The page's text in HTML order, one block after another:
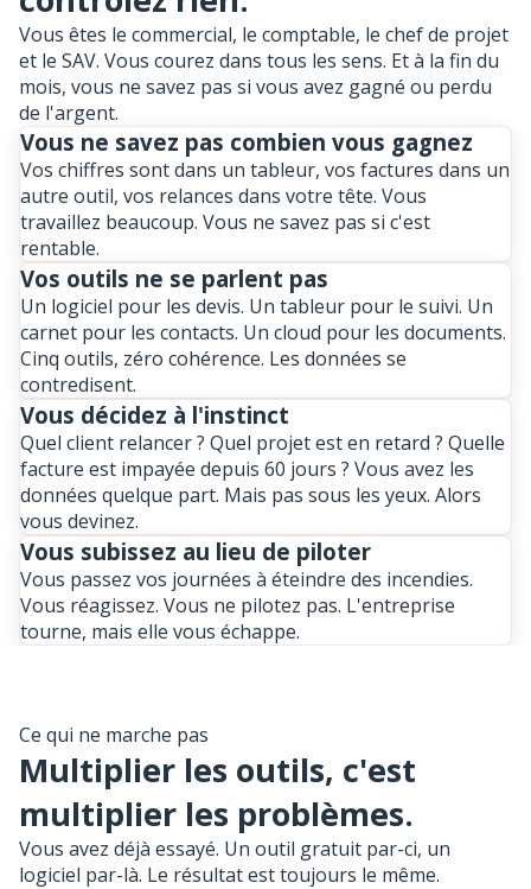
Vous êtes le commercial, le comptable, le chef de projet
et le SAV. Vous courez dans tous les sens. Et à la fin du
mois, vous ne savez pas si vous avez gagné ou perdu
de l'argent.
Vous ne savez pas combien vous gagnez
Vos chiffres sont dans un tableur, vos factures dans un
autre outil, vos relances dans votre tête. Vous
travaillez beaucoup. Vous ne savez pas si c'est
rentable.
Vos outils ne se parlent pas
Un logiciel pour les devis. Un tableur pour le suivi. Un
carnet pour les contacts. Un cloud pour les documents.
Cinq outils, zéro cohérence. Les données se
contredisent.
Vous décidez à l'instinct
Quel client relancer ? Quel projet est en retard ? Quelle
facture est impayée depuis 60 jours ? Vous avez les
données quelque part. Mais pas sous les yeux. Alors
vous devinez.
Vous subissez au lieu de piloter
Vous passez vos journées à éteindre des incendies.
Vous réagissez. Vous ne pilotez pas. L'entreprise
tourne, mais elle vous échappe.
Ce qui ne marche pas
Multiplier les outils, c'est
multiplier les problèmes.
Vous avez déjà essayé. Un outil gratuit par-ci, un
logiciel par-là. Le résultat est toujours le même.